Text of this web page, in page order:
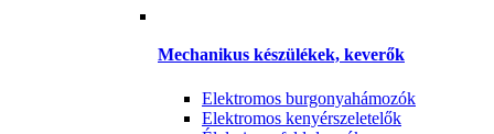
Mechanikus készülékek, keverők
Elektromos burgonyahámozók
Elektromos kenyérszeletelők